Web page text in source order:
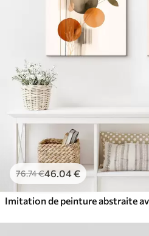
76.74€46.04€